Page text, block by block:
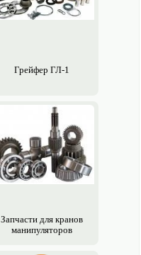
Грейфер ГЛ-1
Запчасти для кранов
манипуляторов